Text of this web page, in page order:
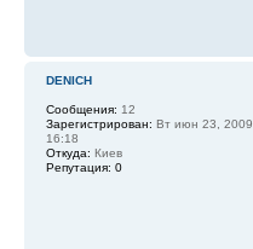
DENICH
Сообщения: 12
Зарегистрирован: Вт июн 23, 2009
16:18
Откуда: Киев
Репутация: 0